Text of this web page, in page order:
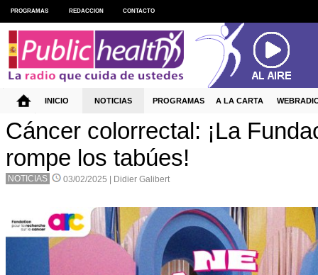
Cáncer colorrectal: ¡La
rompe los tabúes!
NOTICIAS 03/02/2025 | Didier Galibert
PROGRAMAS REDACCION CONTACTO
INICIO NOTICIAS PROGRAMAS A LA CARTA